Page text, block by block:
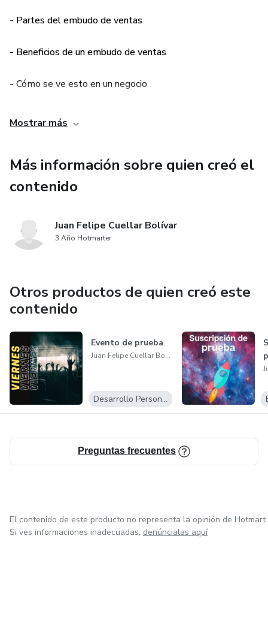
- Partes del embudo de ventas
- Beneficios de un embudo de ventas
- Cómo se ve esto en un negocio
- Cómo crear un embudo de ventas
ventas
Mostrar más
Más información sobre quien creó el
contenido
Juan Felipe Cuellar Bolívar
3 Año Hotmarter
Otros productos de quien creó este
contenido
Evento de prueba
Juan Felipe Cuellar Bolívar
Desarrollo Personal
Preguntas frecuentes
El contenido de este producto no representa la opinión de Hotmart.
Si ves informaciones inadecuadas, denúncialas aquí